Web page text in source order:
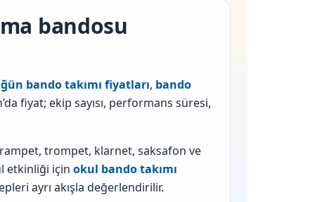
bandosu
bando takımı fiyatları, bando
fiyat; ekip sayısı, performans süresi,
trompet, klarnet, saksafon ve
etkinliği için okul bando takımı
ayrı akışla değerlendirilir.